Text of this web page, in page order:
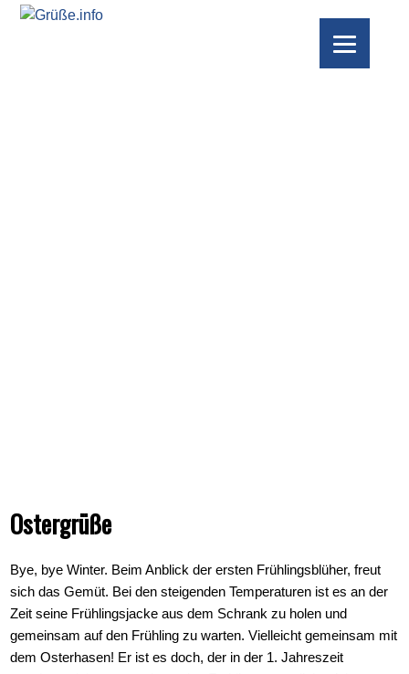
Ostergrüße
Bye, bye Winter. Beim Anblick der ersten Frühlingsblüher, freut
sich das Gemüt. Bei den steigenden Temperaturen ist es an der
Zeit seine Frühlingsjacke aus dem Schrank zu holen und
gemeinsam auf den Frühling zu warten. Vielleicht gemeinsam mit
dem Osterhasen! Er ist es doch, der in der 1. Jahreszeit